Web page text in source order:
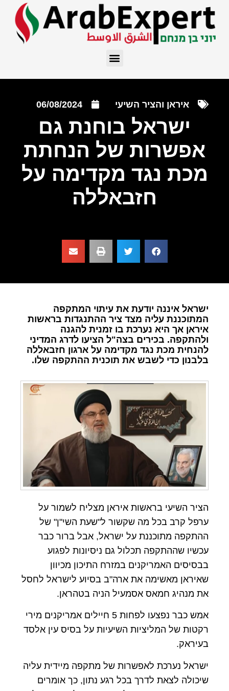
איראן והציר השיעי 06/08/2024
ישראל בוחנת גם
אפשרות של הנחתת
מכת נגד מקדימה על
חזבאללה
ישראל איננה יודעת את עיתוי המתקפה
המתוכננת עליה מצד ציר ההתנגדות בראשות
איראן אך היא נערכת בו זמנית להגנה
ולהתקפה. בכירים בצה"ל הציעו לדרג המדיני
להנחית מכת נגד מקדימה על ארגון חזבאללה
בלבנון כדי לשבש את תוכנית ההתקפה שלו.
הציר השיעי בראשות איראן מצליח לשמור על
ערפל קרב בכל מה שקשור ל"שעת השי"ן" של
ההתקפה מתוכננת על ישראל, אבל ברור כבר
עכשיו שההתקפה תכלול גם ניסיונות לפגוע
בבסיסים האמריקנים במזרח התיכון מכיוון
שאיראן מאשימה את ארה"ב בסיוע לישראל לחסל
את מנהיג חמאס אסמעיל הניה בטהראן.
אמש כבר נפצעו לפחות 5 חיילים אמריקנים מירי
רקטות של המליציות השיעיות על בסיס עין אלסד
בעיראק.
ישראל נערכת לאפשרות של מתקפה מיידית עליה
שיכולה לצאת לדרך בכל רגע נתון, כך אומרים